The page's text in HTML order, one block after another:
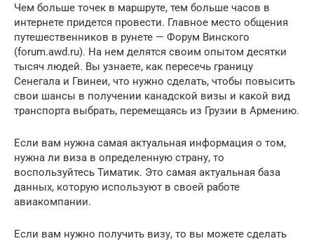
Чем больше точек в маршруте, тем больше часов в
интернете придется провести. Главное место общения
путешественников в рунете — Форум Винского
(forum.awd.ru). На нем делятся своим опытом десятки
тысяч людей. Вы узнаете, как пересечь границу
Сенегала и Гвинеи, что нужно сделать, чтобы повысить
свои шансы в получении канадской визы и какой вид
транспорта выбрать, перемещаясь из Грузии в Армению.
Если вам нужна самая актуальная информация о том,
нужна ли виза в определенную страну, то
воспользуйтесь Тиматик. Это самая актуальная база
данных, которую используют в своей работе
авиакомпании.
Если вам нужно получить визу, то вы можете сделать